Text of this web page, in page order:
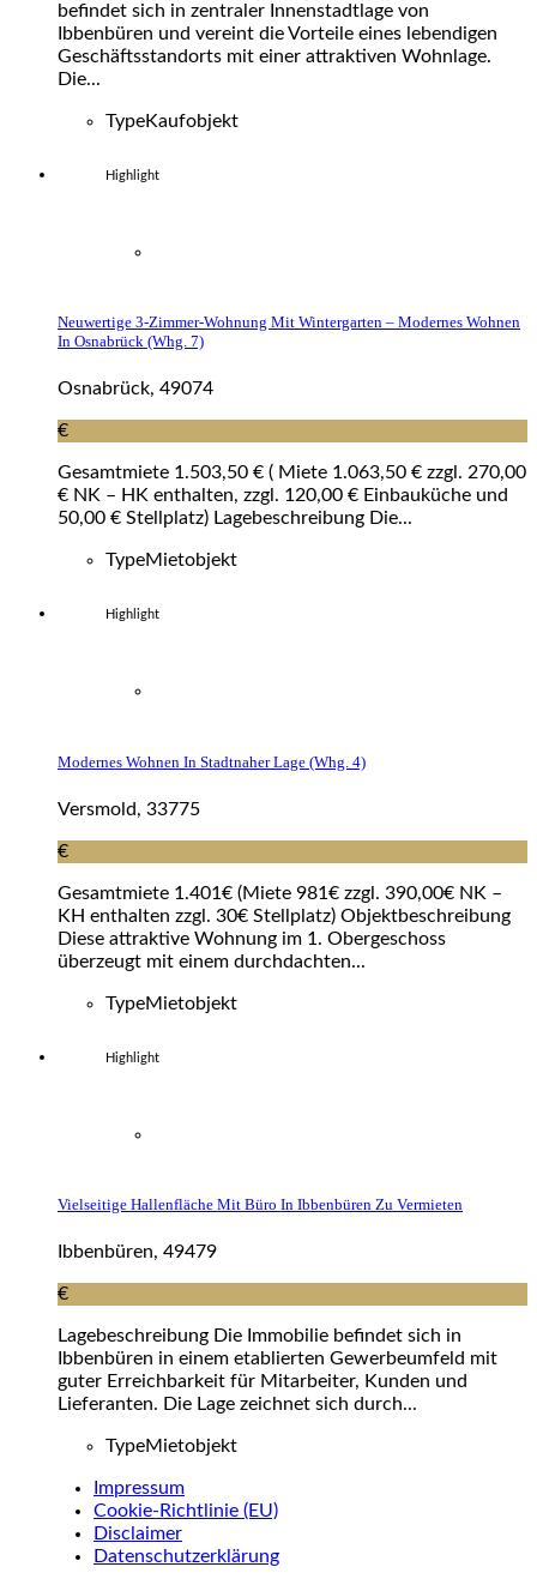
befindet sich in zentraler Innenstadtlage von
Ibbenbüren und vereint die Vorteile eines lebendigen
Geschäftsstandorts mit einer attraktiven Wohnlage.
Die...
TypeKaufobjekt
Highlight
Neuwertige 3-Zimmer-Wohnung Mit Wintergarten – Modernes Wohnen
In Osnabrück (whg. 7)
Osnabrück, 49074
€
Gesamtmiete 1.503,50 € ( Miete 1.063,50 € zzgl. 270,00
€ NK – HK enthalten, zzgl. 120,00 € Einbauküche und
50,00 € Stellplatz) Lagebeschreibung Die...
TypeMietobjekt
Highlight
Modernes Wohnen In Stadtnaher Lage (whg. 4)
Versmold, 33775
€
Gesamtmiete 1.401€ (Miete 981€ zzgl. 390,00€ NK –
KH enthalten zzgl. 30€ Stellplatz) Objektbeschreibung
Diese attraktive Wohnung im 1. Obergeschoss
überzeugt mit einem durchdachten...
TypeMietobjekt
Highlight
Vielseitige Hallenfläche Mit Büro In Ibbenbüren Zu Vermieten
Ibbenbüren, 49479
€
Lagebeschreibung Die Immobilie befindet sich in
Ibbenbüren in einem etablierten Gewerbeumfeld mit
guter Erreichbarkeit für Mitarbeiter, Kunden und
Lieferanten. Die Lage zeichnet sich durch...
TypeMietobjekt
Impressum
Cookie-Richtlinie (EU)
Disclaimer
Datenschutzerklärung